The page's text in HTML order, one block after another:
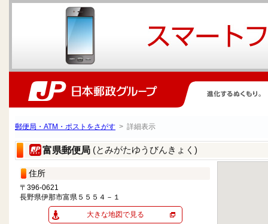
郵便局・ATM・ポストをさがす > 詳細表示
富県郵便局 (とみがたゆうびんきょく)
住所
〒396-0621
長野県伊那市富県５５５４－１
大きな地図で見る